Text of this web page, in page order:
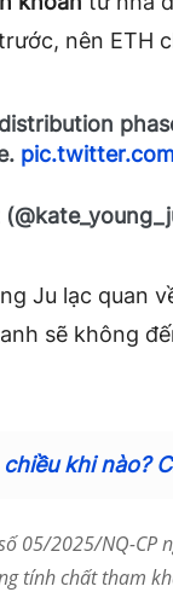
nên ETH
distribution
Ju lạc quan
sẽ không
khi nào?
05/2025/NQ-
tính chất tham